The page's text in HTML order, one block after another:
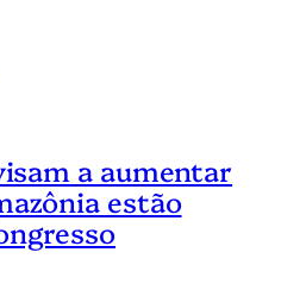
a aumentar
estão